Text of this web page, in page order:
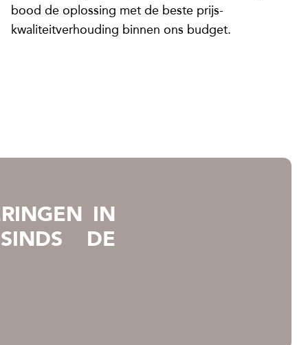
bood de oplossing met de beste prijs-
kwaliteitverhouding binnen ons budget.
IN
DE